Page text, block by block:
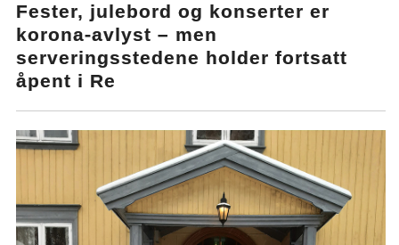
Fester, julebord og konserter er
korona-avlyst – men
serveringsstedene holder fortsatt
åpent i Re